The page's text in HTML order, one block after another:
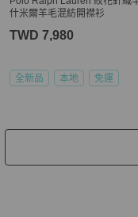
什米爾羊毛混紡開襟衫
TWD 7,980
全新品 本地 免運